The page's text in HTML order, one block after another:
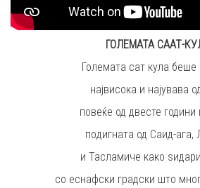
ГОЛЕМАТА СААТ-
Големата сат кула беше
највисока и најувава
повеќе од двесте години
пoдигната од Саид-ага,
и Тасламиче како
со еснафски градски што